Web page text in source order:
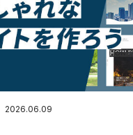
2026.06.09